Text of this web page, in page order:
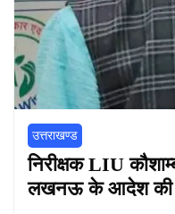
उत्तराखण्ड
निरीक्षक LIU
लखनऊ के आदेश की